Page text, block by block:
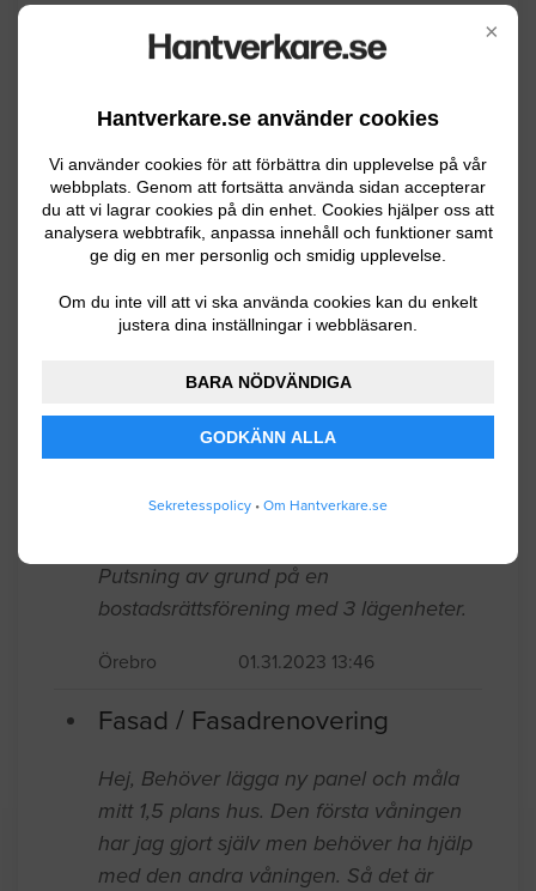
×
Hantverkare.se använder cookies
Vi använder cookies för att förbättra din upplevelse på vår
webbplats. Genom att fortsätta använda sidan accepterar
du att vi lagrar cookies på din enhet. Cookies hjälper oss att
analysera webbtrafik, anpassa innehåll och funktioner samt
ge dig en mer personlig och smidig upplevelse.
Om du inte vill att vi ska använda cookies kan du enkelt
justera dina inställningar i webbläsaren.
BARA NÖDVÄNDIGA
GODKÄNN ALLA
Sekretesspolicy • Om Hantverkare.se
Sockeln på ett putsat hus en yta på
Örebro 03.25.2026 11:25
Fasad / Fasadrenovering
Byta trasiga/ruttna brädor på garage
kanske max 5-10 brädor som behöver
bytas ut
Fasad / Fasadrenovering
långsida.
Örebro 05.11.2025 14:38
Fasad / Fasadrenovering
Putsning av grund på en
bostadsrättsförening med 3 lägenheter.
Fasad / Fasadrenovering
Hej, Behöver lägga ny panel och måla